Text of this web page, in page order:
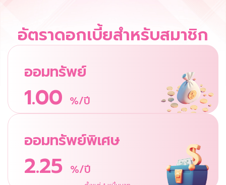
อัตราดอกเบี้ยสำหรับสมาชิก
ออมทรัพย์
1.00 %/ปี
ออมทรัพย์พิเศษ
2.25 %/ปี